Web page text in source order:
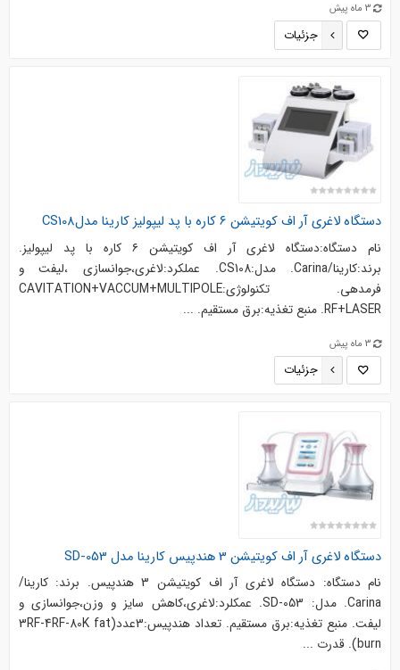
3 ماه پیش
جزئیات
دستگاه لاغری آر اف کویتیشن ۶ کاره با پد لیپولیز کارینا مدلCS108
نام دستگاه:دستگاه لاغری آر اف کویتیشن ۶ کاره با پد لیپولیز.
برند:کارینا/Carina. مدل:CS108. عملکرد:لاغری،جوانسازی ،لیفت و
فرمدهی. تکنولوژی:CAVITATION+VACCUM+MULTIPOLE
RF+LASER. منبع تغذیه:برق مستقیم. ...
3 ماه پیش
جزئیات
دستگاه لاغری آر اف کویتیشن 3 هندپیس کارینا مدل SD-053
نام دستگاه: دستگاه لاغری آر اف کویتیشن 3 هندپیس. برند: کارینا/
Carina. مدل: SD-053. عمکلرد:لاغری،کاهش سایز و وزن،جوانسازی و
لیفت. منبع تغذیه:برق مستقیم. تعداد هندپیس:3عدد(3RF-4RF-80K fat
burn). قدرت ...